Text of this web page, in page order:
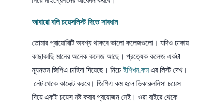
আবারো বলি চয়েসলিস্ট দিতে সাবধান
তোমার প্রায়োরিটি অবশ্য থাকবে ভালো কলেজগুলো। যদিও ঢাকায়
কাছাকাছি মানের অনেক কলেজ আছে। প্রত্যেক কলেজ একটা
ন্যূনতম জিপিএ চাহিদা দিয়েছে। নিচেইশিখন.কমএর লিস্ট দেখ।
নেট থেকে কালেক্ট করবে। জিপিএ কম হলে ভিকারুননিসা চয়েস
দিয়ে একটা চয়েস নষ্ট করার প্রয়োজন নেই। ওরা বাইরে থেকে